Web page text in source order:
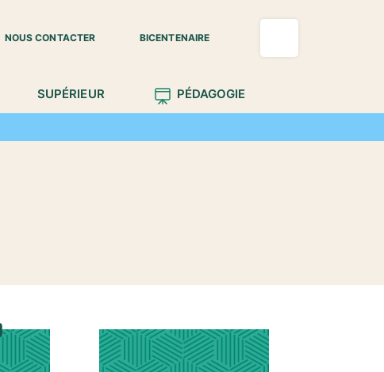
NOUS CONTACTER BICENTENAIRE
SUPÉRIEUR PÉDAGOGIE